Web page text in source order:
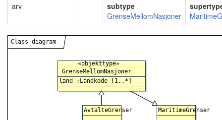
arv
subtype
GrenseMellomNasjoner